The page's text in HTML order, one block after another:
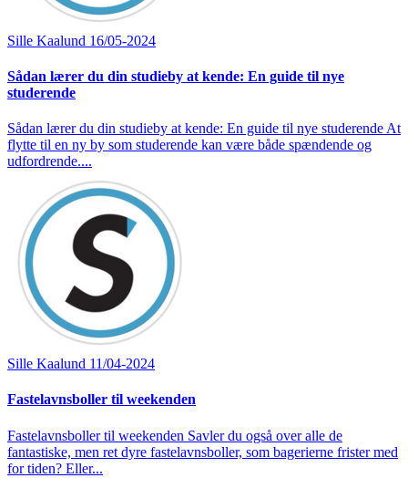
Sille Kaalund 16/05-2024
Sådan lærer du din studieby at kende: En guide til nye
studerende
Sådan lærer du din studieby at kende: En guide til nye studerende At
flytte til en ny by som studerende kan være både spændende og
udfordrende....
Sille Kaalund 11/04-2024
Fastelavnsboller til weekenden
Fastelavnsboller til weekenden Savler du også over alle de
fantastiske, men ret dyre fastelavnsboller, som bagerierne frister med
for tiden? Eller...